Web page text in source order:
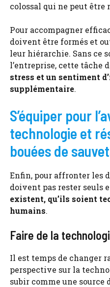
colossal qui ne peut être
Pour accompagner
doivent être formés et
leur hiérarchie. Sans ce
l’entreprise, cette tâche
stress et un sentiment
supplémentaire.
S’équiper pour
technologie et
bouées de
Enfin, pour affronter les
doivent pas rester seuls
existent, qu’ils soient
humains.
Faire de la
Il est temps de changer
perspective sur la
subir comme une source